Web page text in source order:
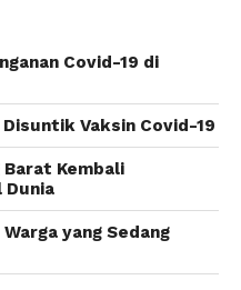
Covid-19 di
Disuntik Vaksin Covid-19
Barat Kembali
Dunia
yang Sedang